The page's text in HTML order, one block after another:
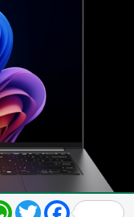
WhatsApp
TwitterFacebook